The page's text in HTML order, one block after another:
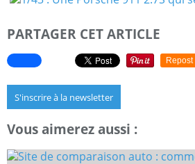
PARTAGER CET ARTICLE
Repost
S'inscrire à la newsletter
Vous aimerez aussi :